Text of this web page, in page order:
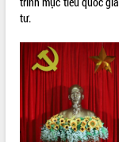
Hội nghị triển khai kết
truyền số liệu chuyên
quan Đảng, Nhà nước
Lễ phát động chuỗi hoạt
tay làm sạch môi trường
Xã Ea Kar bước chuyển
công tác cải cách hành
mới
tư.